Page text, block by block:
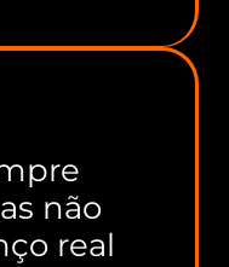
não
real